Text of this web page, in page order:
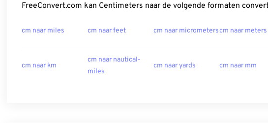
FreeConvert.com kan Centimeters naar de volgende formaten
cm naar miles cm naar feet cm naar micrometerscm naar meters
cm naar km
cm naar nautical-
miles
cm naar yards cm naar mm